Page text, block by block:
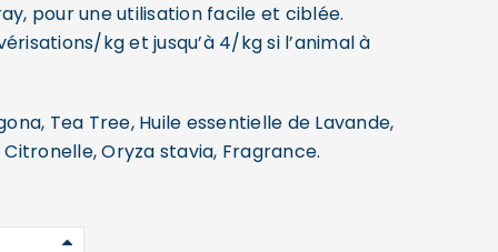
pour une utilisation facile et ciblée.
kg et jusqu’à 4/kg si l’animal à
Tea Tree, Huile essentielle de Lavande,
Oryza stavia, Fragrance.